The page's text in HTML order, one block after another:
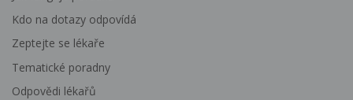
Kdo na dotazy odpovídá
Zeptejte se lékaře
Tematické poradny
Odpovědi lékařů